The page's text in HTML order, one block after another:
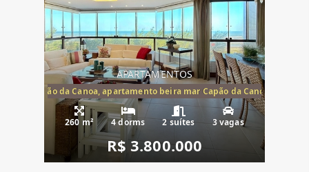
APARTAMENTOS
mar Capão da Canoa, apartamento beira mar Capão da Canoa,
260 m² 4 dorms 2 suítes 3 vagas
R$ 3.800.000